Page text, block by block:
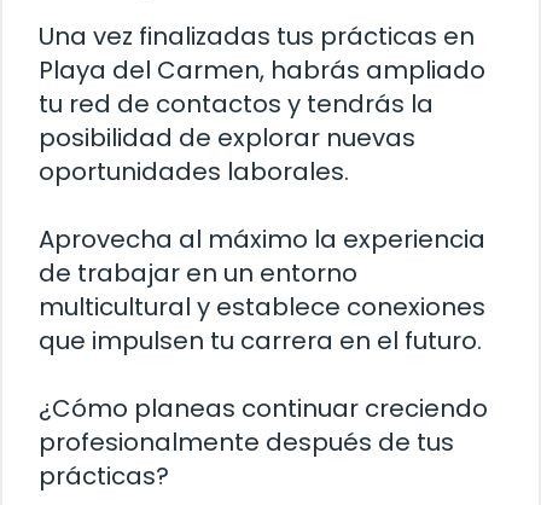
Una vez finalizadas tus prácticas en
Playa del Carmen, habrás ampliado
tu red de contactos y tendrás la
posibilidad de explorar nuevas
oportunidades laborales.
Aprovecha al máximo la experiencia
de trabajar en un entorno
multicultural y establece conexiones
que impulsen tu carrera en el futuro.
¿Cómo planeas continuar creciendo
profesionalmente después de tus
prácticas?